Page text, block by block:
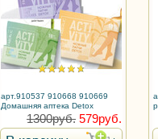
арт.910537 910668 910669
Домашняя аптека Detox
Ножные пластыри Faberlic
1300руб. 579руб.